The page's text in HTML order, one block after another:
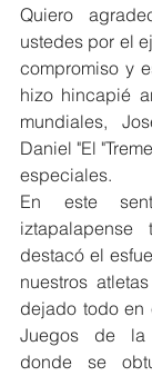
Quiero
ustedes por el
compromiso y
hizo hincapié
mundiales,
Daniel "El
especiales.
En este
destacó el
nuestros
dejado todo
Juegos de la
donde se